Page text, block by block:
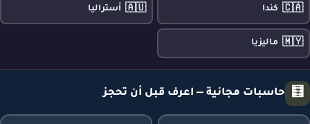
🇨🇦 كندا 🇦🇺 أستراليا
🇲🇾 ماليزيا
🧮 حاسبات مجانية — اعرف قبل أن تحجز